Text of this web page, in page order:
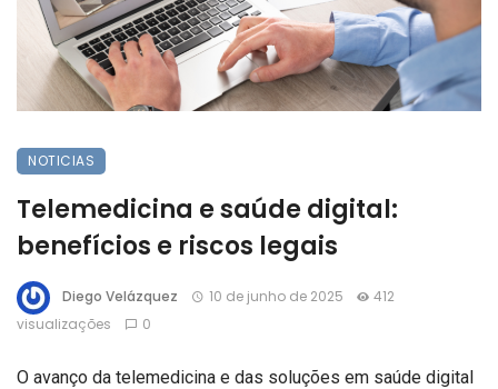
NOTICIAS
Telemedicina e saúde digital:
benefícios e riscos legais
Diego Velázquez 10 de junho de 2025
412
visualizações
0
O avanço da telemedicina e das soluções em saúde digital